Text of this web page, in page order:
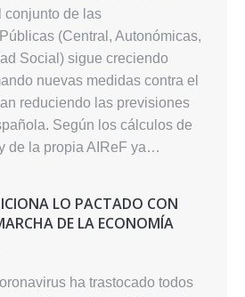
conjunto de las
(Central, Autonómicas,
Social) sigue creciendo
nuevas medidas contra el
reduciendo las previsiones
Según los cálculos de
de la propia AIReF ya…
LO PACTADO CON
DE LA ECONOMÍA
ha trastocado todos